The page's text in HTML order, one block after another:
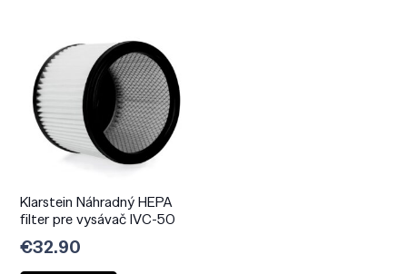
Klarstein Náhradný HEPA
filter pre vysávač IVC-50
€32.90